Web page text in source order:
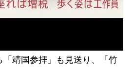
「靖国参拝」も見送り、「竹